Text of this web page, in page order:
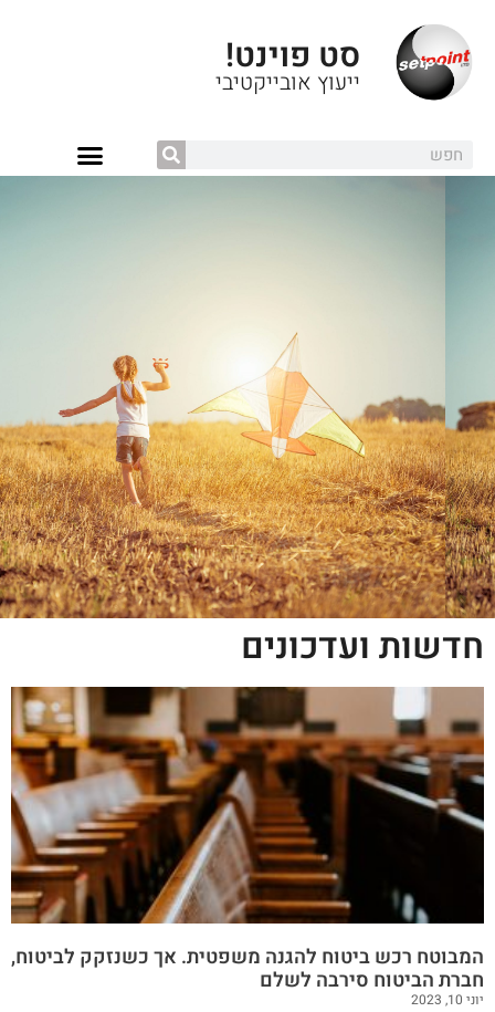
סט פוינט!
ייעוץ אובייקטיבי
חדשות ועדכונים
המבוטח רכש ביטוח להגנה משפטית. אך כשנזקק לביטוח,
חברת הביטוח סירבה לשלם
יוני 10, 2023